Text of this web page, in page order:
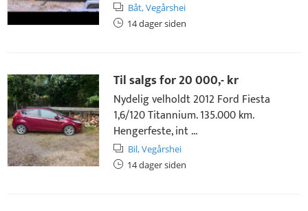
Båt,Vegårshei
14 dager siden
Til salgs for20 000,- kr
Nydelig velholdt 2012 Ford Fiesta
1,6/120 Titannium. 135.000 km.
Hengerfeste, int ...
Bil,Vegårshei
14 dager siden